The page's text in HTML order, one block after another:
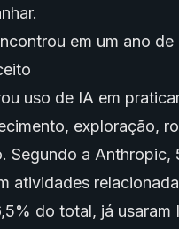
em um ano de
uso de IA em
exploração,
Segundo a
atividades
do total, já usaram